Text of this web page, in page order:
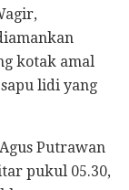
kotak amal
lidi yang
Putrawan
pukul 05.30,